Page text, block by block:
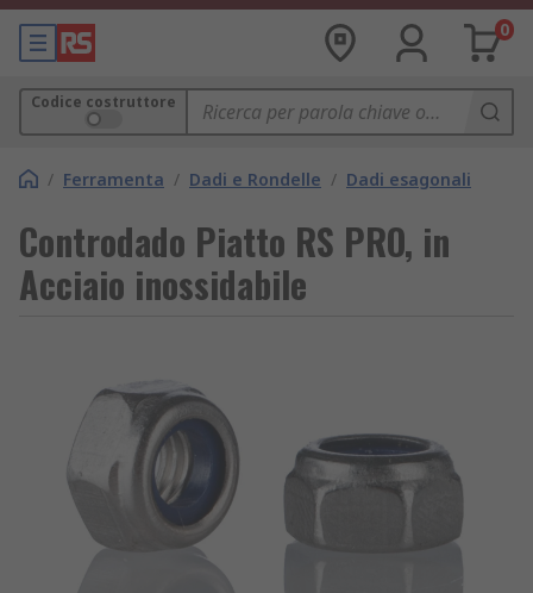
0
Codice costruttore
/ Ferramenta / Dadi e Rondelle / Dadi esagonali
Controdado Piatto RS PRO, in
Acciaio inossidabile